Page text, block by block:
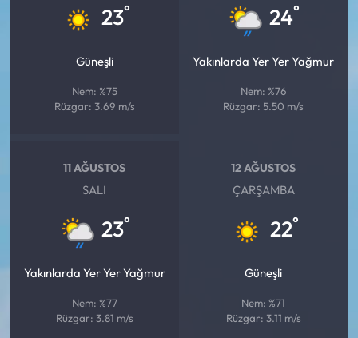
23°
Güneşli
Nem: %75
Rüzgar: 3.69 m/s
24°
Yakınlarda Yer Yer Yağmur
Nem: %76
Rüzgar: 5.50 m/s
11 AĞUSTOS
SALI
23°
Yakınlarda Yer Yer Yağmur
Nem: %77
Rüzgar: 3.81 m/s
12 AĞUSTOS
ÇARŞAMBA
22°
Güneşli
Nem: %71
Rüzgar: 3.11 m/s